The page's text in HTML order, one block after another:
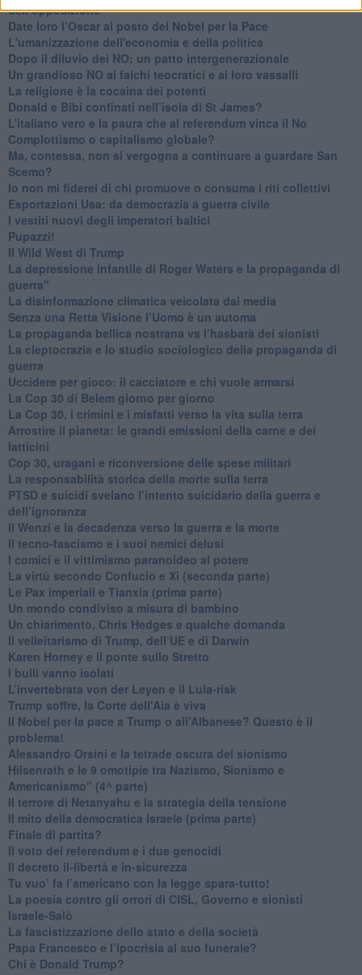
dell’opposizione
​Date loro l’Oscar al posto del Nobel per la Pace
L'umanizzazione dell'economia e della politica
​Dopo il diluvio dei NO: un patto intergenerazionale
​Un grandioso NO ai falchi teocratici e ai loro vassalli
La religione è la cocaina dei potenti
Donald e Bibi confinati nell’isola di St James?
L’italiano vero e la paura che al referendum vinca il No
​Complottismo o capitalismo globale?
​Ma, contessa, non si vergogna a continuare a guardare San
Scemo?
​Io non mi fiderei di chi promuove o consuma i riti collettivi
Esportazioni Usa: da democrazia a guerra civile
​I vestiti nuovi degli imperatori baltici
​Pupazzi!
​Il Wild West di Trump
​La depressione infantile di Roger Waters e la propaganda di
guerra"
​La disinformazione climatica veicolata dai media
Senza una Retta Visione l’Uomo è un automa
​La propaganda bellica nostrana vs l’hasbarà dei sionisti
​La cleptocrazia e lo studio sociologico della propaganda di
guerra
​Uccidere per gioco: il cacciatore e chi vuole armarsi
​La Cop 30 di Belem giorno per giorno
La Cop 30, i crimini e i misfatti verso la vita sulla terra
Arrostire il pianeta: le grandi emissioni della carne e dei
latticini
​Cop 30, uragani e riconversione delle spese militari
La responsabilità storica della morte sulla terra
PTSD e suicidi svelano l’intento suicidario della guerra e
dell’ignoranza
Il Wenzi e la decadenza verso la guerra e la morte
​Il tecno-fascismo e i suoi nemici delusi
​I comici e il vittimismo paranoideo al potere
​La virtù secondo Confucio e Xi (seconda parte)
Le Pax imperiali e Tianxia (prima parte)
Un mondo condiviso a misura di bambino
​Un chiarimento, Chris Hedges e qualche domanda
Il velleitarismo di Trump, dell’UE e di Darwin
​Karen Horney e il ponte sullo Stretto
​I bulli vanno isolati
L’invertebrata von der Leyen e il Lula-risk
Trump soffre, la Corte dell'Aia è viva
​Il Nobel per la pace a Trump o all’Albanese? Questo è il
problema!
​Alessandro Orsini e la tetrade oscura del sionismo
​Hilsenrath e le 9 omotipie tra Nazismo, Sionismo e
Americanismo" (4^ parte)
​Il terrore di Netanyahu e la strategia della tensione
Il mito della democratica Israele (prima parte)
​Finale di partita?
​Il voto del referendum e i due genocidi
Il decreto il-libertà e in-sicurezza
Tu vuo’ fa l’americano con la legge spara-tutto!
La poesia contro gli orrori di CISL, Governo e sionisti
Israele-Salò
​La fascistizzazione dello stato e della società
Papa Francesco e l’ipocrisia al suo funerale?
​Chi è Donald Trump?